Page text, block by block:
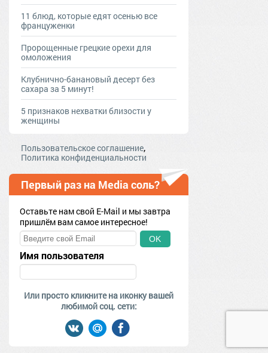
11 блюд, которые едят осенью все
француженки
Пророщенные грецкие орехи для
омоложения
Клубнично-банановый десерт без
сахара за 5 минут!
5 признаков нехватки близости у
женщины
Пользовательское соглашение,
Политика конфиденциальности
Первый раз на Media соль?
Оставьте нам свой E-Mail и мы завтра
пришлём вам самое интересное!
OK
Имя пользователя
Или просто кликните на иконку вашей
любимой соц. сети: